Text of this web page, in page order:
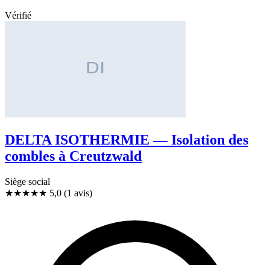
Vérifié
DELTA ISOTHERMIE — Isolation des
combles à Creutzwald
Siège social
★★★★★ 5,0 (1 avis)